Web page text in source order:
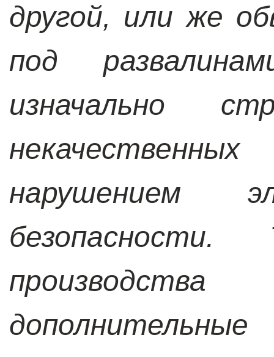
другой, или же
под
изначально
нарушением
безопасности.